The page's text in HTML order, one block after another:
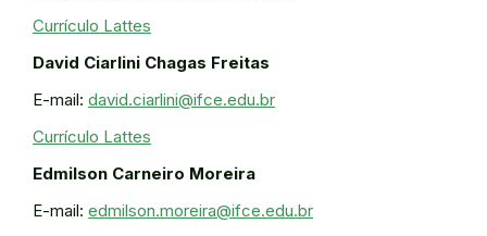
Currículo Lattes
David Ciarlini Chagas Freitas
E-mail: david.ciarlini@ifce.edu.br
Currículo Lattes
Edmilson Carneiro Moreira
E-mail: edmilson.moreira@ifce.edu.br